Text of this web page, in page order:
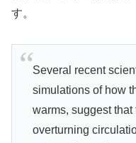
す。
Several recent
simulations of how
warms, suggest that
overturning